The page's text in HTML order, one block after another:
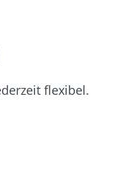
flexibel.